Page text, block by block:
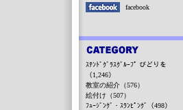
facebook
ｽﾃﾝﾄﾞｸﾞﾗｽｸﾞﾙｰﾌﾟ びどりを
（1,246）
教室の紹介（576）
絵付け（507）
ﾌｭｰｼﾞﾝｸﾞ・ｽﾗﾝﾋﾟﾝｸﾞ（498）